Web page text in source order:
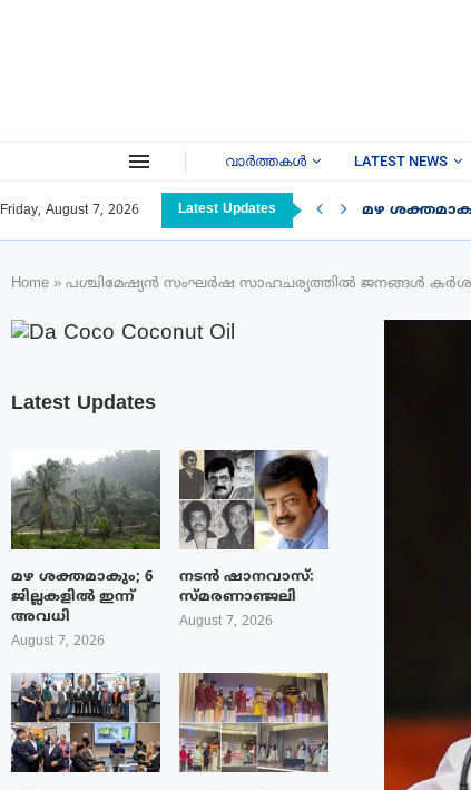
വാർത്തകൾ LATEST NEWS
Friday, August 7, 2026 Latest Updates മഴ
Home » പശ്ചിമേഷ്യൻ സംഘർഷ സാഹചര്യത്തിൽ ജനങ്ങൾ കർശന
Latest Updates
മഴ ശക്തമാകും; 6
ജില്ലകളിൽ ഇന്ന്
അവധി
August 7, 2026
നടൻ ഷാനവാസ്:
സ്മരണാഞ്ജലി
August 7, 2026